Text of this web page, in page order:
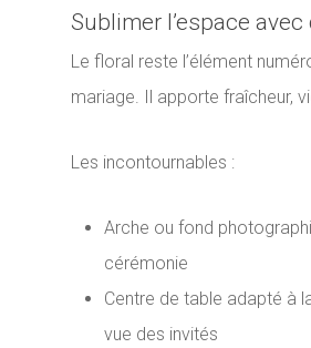
Sublimer l’espace
Le floral reste l’élément
mariage. Il apporte fraîcheur,
Les incontournables :
Arche ou fond
cérémonie
Centre de table adapté à
vue des invités